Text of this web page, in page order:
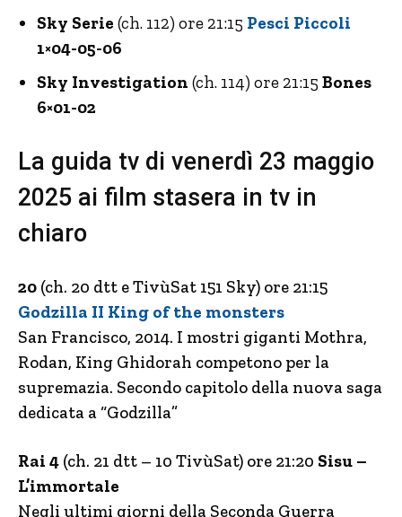
Sky Serie (ch. 112) ore 21:15 Pesci Piccoli
1×04-05-06
Sky Investigation (ch. 114) ore 21:15 Bones
6×01-02
La guida tv di venerdì 23 maggio
2025 ai film stasera in tv in
chiaro
20 (ch. 20 dtt e TivùSat 151 Sky) ore 21:15
Godzilla II King of the monsters
San Francisco, 2014. I mostri giganti Mothra,
Rodan, King Ghidorah competono per la
supremazia. Secondo capitolo della nuova saga
dedicata a “Godzilla”
Rai 4 (ch. 21 dtt – 10 TivùSat) ore 21:20 Sisu –
L’immortale
Negli ultimi giorni della Seconda Guerra